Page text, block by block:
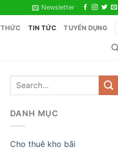
Newsletter
TIN TỨC TUYỂN DỤNG
DANH MỤC
Cho thuê kho bãi